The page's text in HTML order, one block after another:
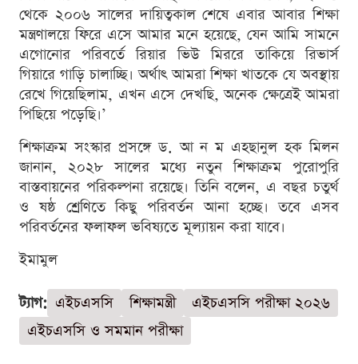
থেকে ২০০৬ সালের দায়িত্বকাল শেষে এবার আবার শিক্ষা
মন্ত্রণালয়ে ফিরে এসে আমার মনে হয়েছে, যেন আমি সামনে
এগোনোর পরিবর্তে রিয়ার ভিউ মিররে তাকিয়ে রিভার্স
গিয়ারে গাড়ি চালাচ্ছি। অর্থাৎ আমরা শিক্ষা খাতকে যে অবস্থায়
রেখে গিয়েছিলাম, এখন এসে দেখছি, অনেক ক্ষেত্রেই আমরা
পিছিয়ে পড়েছি।’
শিক্ষাক্রম সংস্কার প্রসঙ্গে ড. আ ন ম এহছানুল হক মিলন
জানান, ২০২৮ সালের মধ্যে নতুন শিক্ষাক্রম পুরোপুরি
বাস্তবায়নের পরিকল্পনা রয়েছে। তিনি বলেন, এ বছর চতুর্থ
ও ষষ্ঠ শ্রেণিতে কিছু পরিবর্তন আনা হচ্ছে। তবে এসব
পরিবর্তনের ফলাফল ভবিষ্যতে মূল্যায়ন করা যাবে।
ইমামুল
ট্যাগ: এইচএসসি শিক্ষামন্ত্রী
এইচএসসি পরীক্ষা ২০২৬
এইচএসসি ও সমমান পরীক্ষা